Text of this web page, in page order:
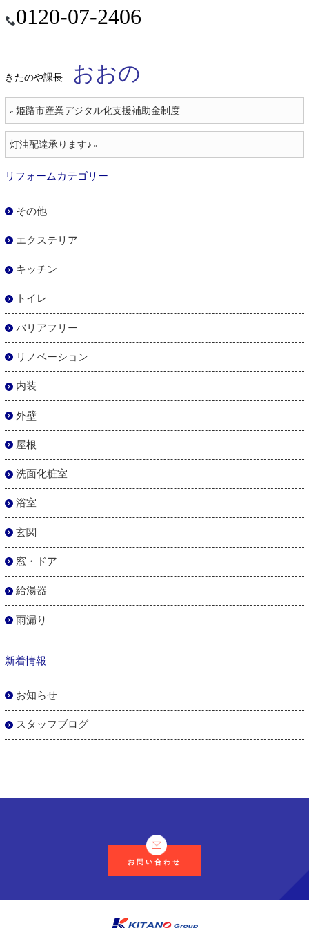
0120-07-2406
きたのや課長 おおの
« 姫路市産業デジタル化支援補助金制度
灯油配達承ります♪ »
リフォームカテゴリー
その他
エクステリア
キッチン
トイレ
バリアフリー
リノベーション
内装
外壁
屋根
洗面化粧室
浴室
玄関
窓・ドア
給湯器
雨漏り
新着情報
お知らせ
スタッフブログ
お問い合わせ